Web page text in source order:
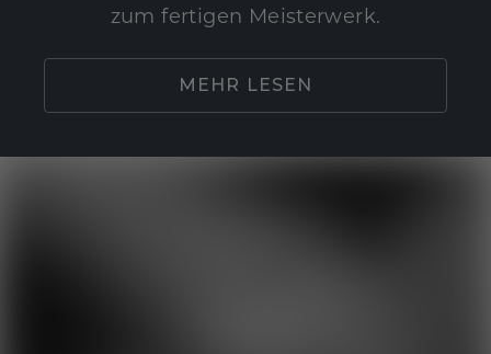
zum fertigen Meisterwerk.
MEHR LESEN